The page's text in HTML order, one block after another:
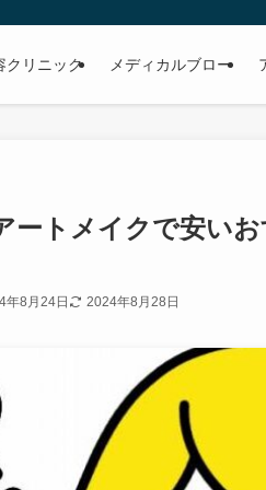
クリニック メディカルブロー
ートメイクで安い
年8月24日 2024年8月28日